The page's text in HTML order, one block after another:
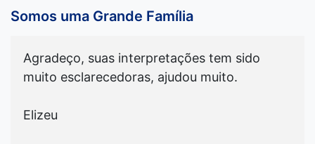
Somos uma Grande Família
Agradeço, suas interpretações tem sido
muito esclarecedoras, ajudou muito.
Elizeu